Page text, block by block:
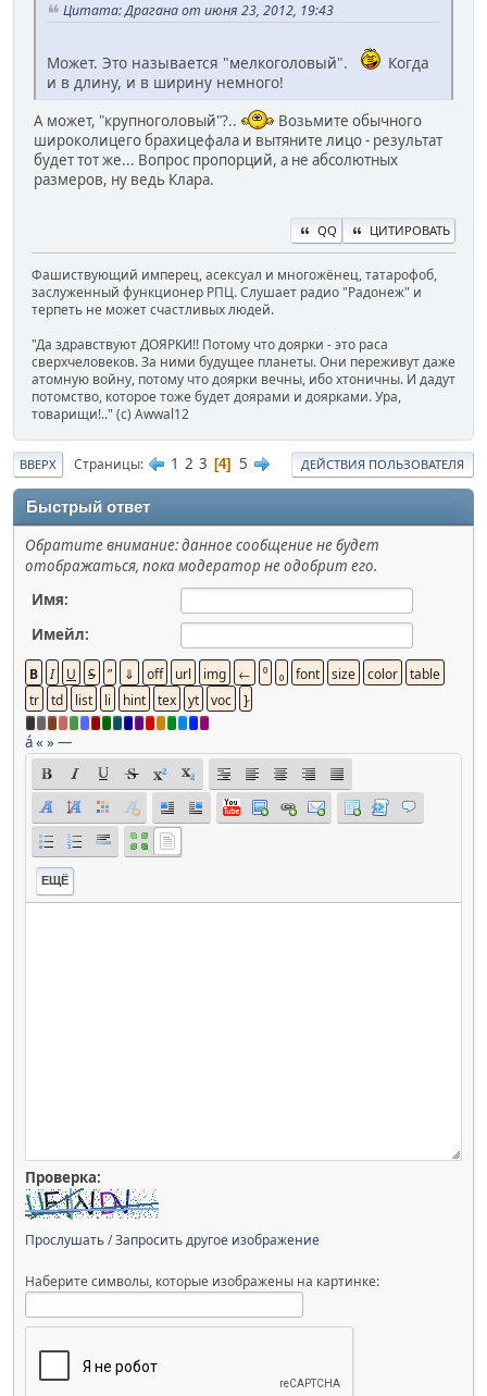
Цитата: Драгана от июня 23, 2012, 19:43
Может. Это называется "мелкоголовый".
Когда
и в длину, и в ширину немного!
А может, "крупноголовый"?..
Возьмите обычного
широколицего брахицефала и вытяните лицо - результат
будет тот же... Вопрос пропорций, а не абсолютных
размеров, ну ведь Клара.
QQ ЦИТИРОВАТЬ
Фашиствующий имперец, асексуал и многожёнец, татарофоб,
заслуженный функционер РПЦ. Слушает радио "Радонеж" и
терпеть не может счастливых людей.
"Да здравствуют ДОЯРКИ!! Потому что доярки - это раса
сверхчеловеков. За ними будущее планеты. Они переживут даже
атомную войну, потому что доярки вечны, ибо хтоничны. И дадут
потомство, которое тоже будет доярами и доярками. Ура,
товарищи!.." (c) Awwal12
ВВЕРХ Страницы 1 2 3 4 5 ДЕЙСТВИЯ ПОЛЬЗОВАТЕЛЯ
Быстрый ответ
Обратите внимание: данное сообщение не будет
отображаться, пока модератор не одобрит его.
Имя:
Имейл:
á« »—
ЕЩЁ
Проверка:
Прослушать/Запросить другое изображение
Наберите символы, которые изображены на картинке: